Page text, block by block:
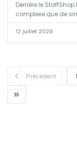
Derrière le
complexe que de
12 juillet 2026
Précédent 1